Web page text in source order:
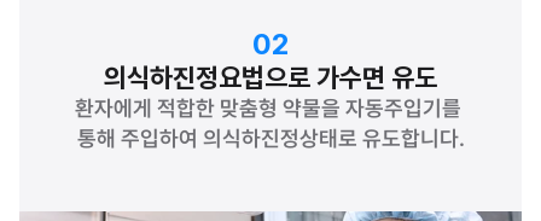
02
의식하진정요법으로 가수면 유도
환자에게 적합한 맞춤형 약물을 자동주입기를
통해 주입하여 의식하진정상태로 유도합니다.